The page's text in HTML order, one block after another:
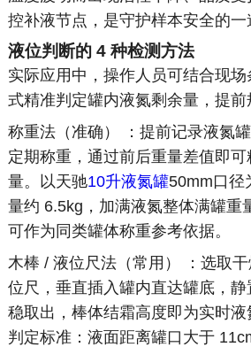
控补液节点，是守护样本安全的一
液位判断的 4 种检测方法
实际应用中，操作人员可结合现
式精准判定罐内液氮剩余量，提前
称重法（准确） ：提前记录液氮
定期称重，通过前后重量差值即
量。以天驰10升液氮罐50mm口径
量约 6.5kg，加满液氮整体满罐重
可作为同类罐体称重参考依据。
木棒 / 液位尺法（常用） ：选取
位尺，垂直插入罐内直达罐底，
稳取出，棒体结霜高度即为实时液
判定标准：液面距离罐口大于